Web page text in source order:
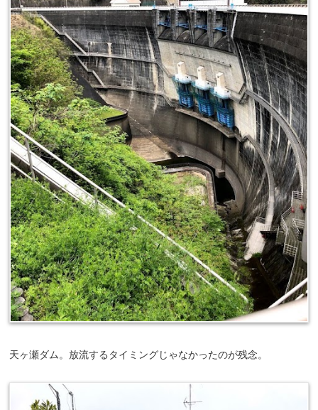
天ヶ瀬ダム。放流するタイミングじゃなかったのが残念。